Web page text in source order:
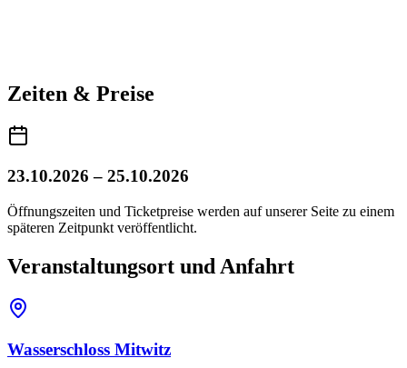
Zeiten & Preise
23.10.2026 – 25.10.2026
Öffnungszeiten und Ticketpreise werden auf unserer Seite zu einem
späteren Zeitpunkt veröffentlicht.
Veranstaltungsort und Anfahrt
Wasserschloss Mitwitz